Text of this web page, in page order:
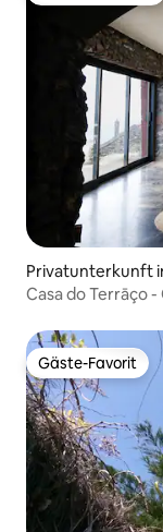
Privatunterkunft
Casa do Terrāço -
Gäste-Favorit
Gäste-Favorit